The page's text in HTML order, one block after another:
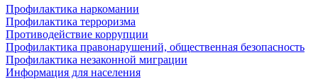
Профилактика наркомании
Профилактика терроризма
Противодействие коррупции
Профилактика правонарушений, общественная безопасность
Профилактика незаконной миграции
Информация для населения